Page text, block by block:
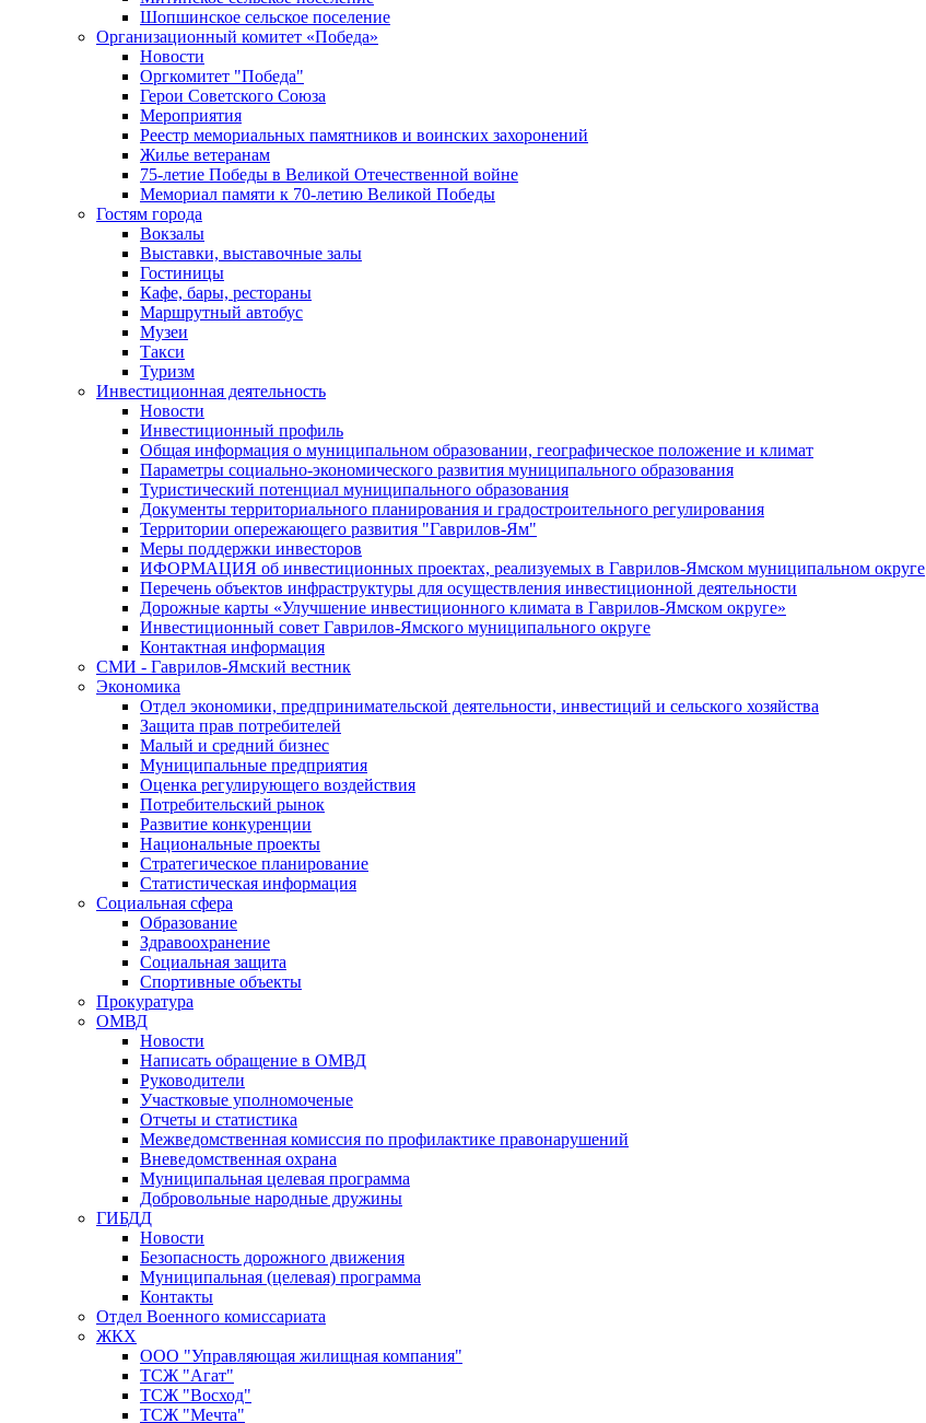
Шопшинское сельское поселение
Организационный комитет «Победа»
Новости
Оргкомитет "Победа"
Герои Советского Союза
Мероприятия
Реестр мемориальных памятников и воинских захоронений
Жилье ветеранам
75-летие Победы в Великой Отечественной войне
Мемориал памяти к 70-летию Великой Победы
Гостям города
Вокзалы
Выставки, выставочные залы
Гостиницы
Кафе, бары, рестораны
Маршрутный автобус
Музеи
Такси
Туризм
Инвестиционная деятельность
Новости
Инвестиционный профиль
Общая информация о муниципальном образовании, географическое положение и климат
Параметры социально-экономического развития муниципального образования
Туристический потенциал муниципального образования
Документы территориального планирования и градостроительного регулирования
Территории опережающего развития "Гаврилов-Ям"
Меры поддержки инвесторов
ИФОРМАЦИЯ об инвестиционных проектах, реализуемых в Гаврилов-Ямском муниципальном округе
Перечень объектов инфраструктуры для осуществления инвестиционной деятельности
Дорожные карты «Улучшение инвестиционного климата в Гаврилов-Ямском округе»
Инвестиционный совет Гаврилов-Ямского муниципального округе
Контактная информация
СМИ - Гаврилов-Ямский вестник
Экономика
Отдел экономики, предпринимательской деятельности, инвестиций и сельского хозяйства
Защита прав потребителей
Малый и средний бизнес
Муниципальные предприятия
Оценка регулирующего воздействия
Потребительский рынок
Развитие конкуренции
Национальные проекты
Стратегическое планирование
Статистическая информация
Социальная сфера
Образование
Здравоохранение
Социальная защита
Спортивные объекты
Прокуратура
ОМВД
Новости
Написать обращение в ОМВД
Руководители
Участковые уполномоченые
Отчеты и статистика
Межведомственная комиссия по профилактике правонарушений
Вневедомственная охрана
Муниципальная целевая программа
Добровольные народные дружины
ГИБДД
Новости
Безопасность дорожного движения
Муниципальная (целевая) программа
Контакты
Отдел Военного комиссариата
ЖКХ
ООО "Управляющая жилищная компания"
ТСЖ "Агат"
ТСЖ "Восход"
ТСЖ "Мечта"